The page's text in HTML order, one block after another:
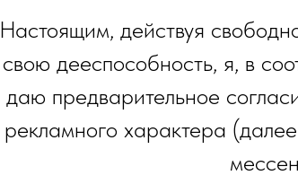
Настоящим, действуя
свою дееспособность, я, в
даю предварительное
рекламного характера